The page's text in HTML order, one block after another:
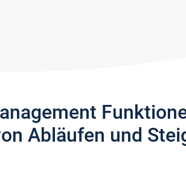
Abläufen und